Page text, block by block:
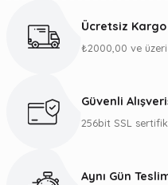
Ücretsiz Kargo
₺2000,00 ve
Güvenli
256bit SSL
Aynı Gün